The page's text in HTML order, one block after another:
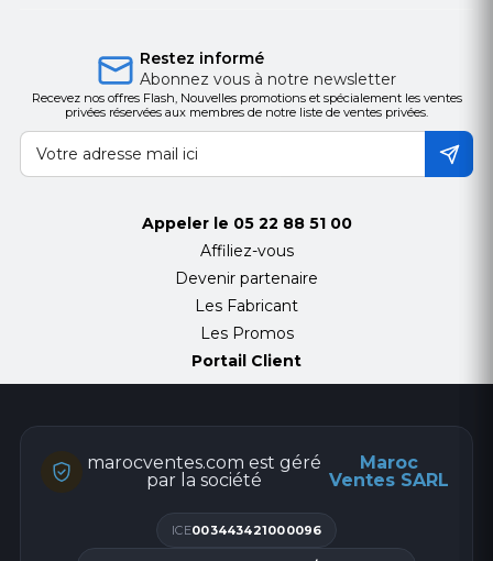
Restez informé
Abonnez vous à notre newsletter
Recevez nos offres Flash, Nouvelles promotions et spécialement les ventes
privées réservées aux membres de notre liste de ventes privées.
Appeler le 05 22 88 51 00
Affiliez-vous
Devenir partenaire
Les Fabricant
Les Promos
Portail Client
marocventes.com est géré
par la société
Maroc
Ventes SARL
ICE003443421000096